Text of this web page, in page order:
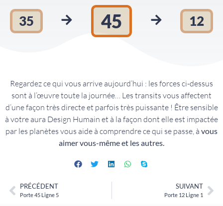
35 45 12
Regardez ce qui vous arrive aujourd’hui : les forces ci-dessus
sont à l’œuvre toute la journée… Les transits vous affectent
d’une façon très directe et parfois très puissante ! Être sensible
à votre aura Design Humain et à la façon dont elle est impactée
par les planètes vous aide à comprendre ce qui se passe, à vous
aimer vous-même et les autres.
PRÉCÉDENT
Porte 45 Ligne 5
SUIVANT
Porte 12 Ligne 1